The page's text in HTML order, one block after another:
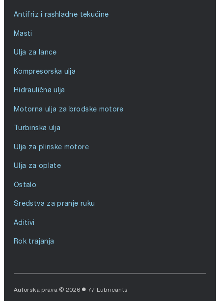
Antifriz i rashladne tekućine
Masti
Ulja za lance
Kompresorska ulja
Hidraulična ulja
Motorna ulja za brodske motore
Turbinska ulja
Ulja za plinske motore
Ulja za oplate
Ostalo
Sredstva za pranje ruku
Aditivi
Rok trajanja
Autorska prava © 2026 77 Lubricants